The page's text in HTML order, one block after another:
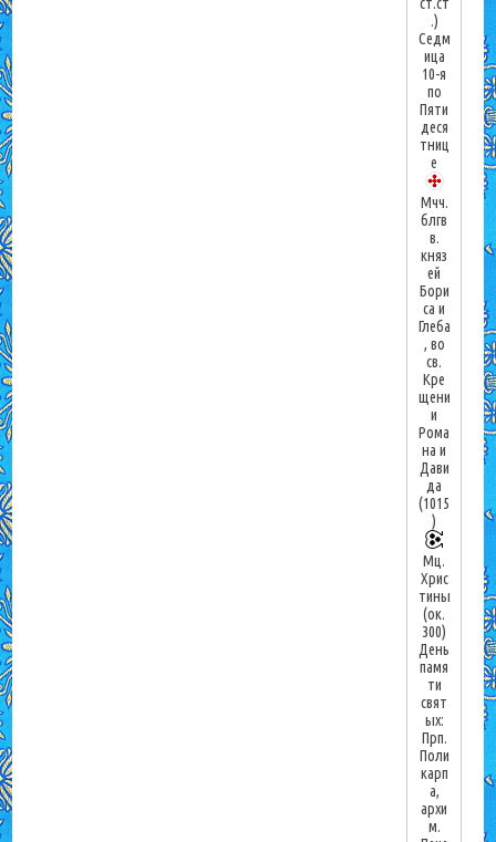
.)
Седм
ица
10-я
по
Пяти
деся
тниц
е
Мчч.
блгв
в.
княз
ей
Бори
са и
Глеба
, во
св.
Кре
щени
и
Рома
на и
Дави
да
(1015
)
Мц.
Хрис
тины
(ок.
300)
День
памя
ти
свят
ых:
Прп.
Поли
карп
а,
архи
м.